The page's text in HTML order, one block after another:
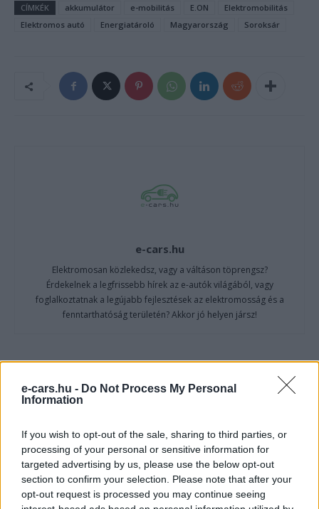
e-cars.hu - Do Not Process My Personal
Information
If you wish to opt-out of the sale, sharing to third parties, or
processing of your personal or sensitive information for
targeted advertising by us, please use the below opt-out
section to confirm your selection. Please note that after your
opt-out request is processed you may continue seeing
CÍMKÉK akkumulátor e-mobilitás E.ON
Elektromobilitás
Elektromos autó
Energiatároló Magyarország Soroksár
e-cars.hu
Elektromosan közlekedsz, vagy a váltáson töprengsz?
Érdekelnek a legfrissebb hírek az e-autók világából, vagy
foglalkoztatnak a legújabb fejlesztések az elektromosság és a
fenntarthatóság területén? Akkor jó helyen jársz!
Elektromos
autó
5% lehet a hiba az elektromos autók
akkumulátor-kijelzőjén
A Leapmotor átlépte a 100 ezres
álomhatárt, és lekörözte a Changant